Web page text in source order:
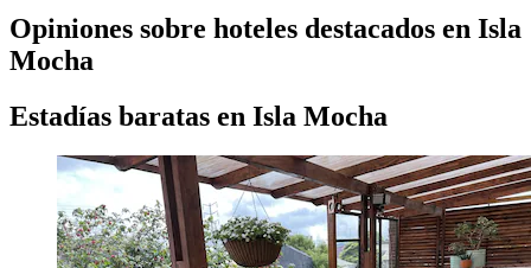
Opiniones sobre hoteles destacados en Isla
Mocha
Estadías baratas en Isla Mocha